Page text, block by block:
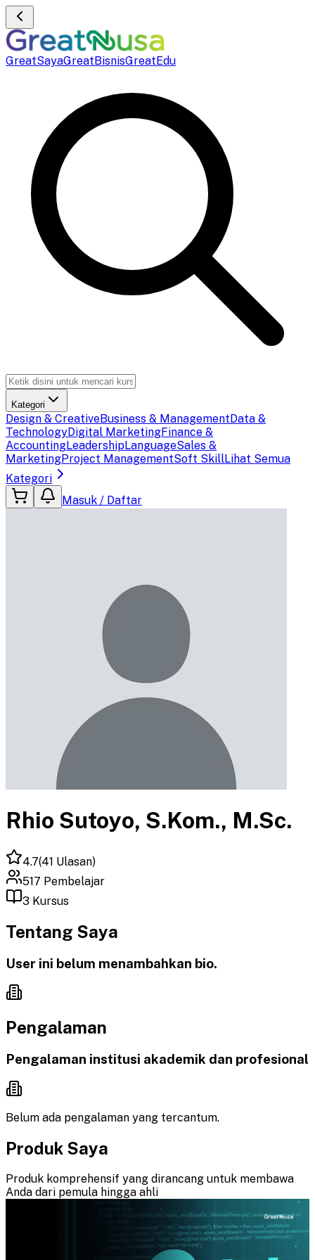
GreatSayaGreatBisnisGreatEdu
Kategori
Design & CreativeBusiness & ManagementData &
TechnologyDigital MarketingFinance &
AccountingLeadershipLanguageSales &
MarketingProject ManagementSoft SkillLihat Semua
Kategori
Masuk / Daftar
Rhio Sutoyo, S.Kom., M.Sc.
4.7(41 Ulasan)
517 Pembelajar
3 Kursus
Tentang Saya
User ini belum menambahkan bio.
Pengalaman
Pengalaman institusi akademik dan profesional
Belum ada pengalaman yang tercantum.
Produk Saya
Produk komprehensif yang dirancang untuk membawa
Anda dari pemula hingga ahli